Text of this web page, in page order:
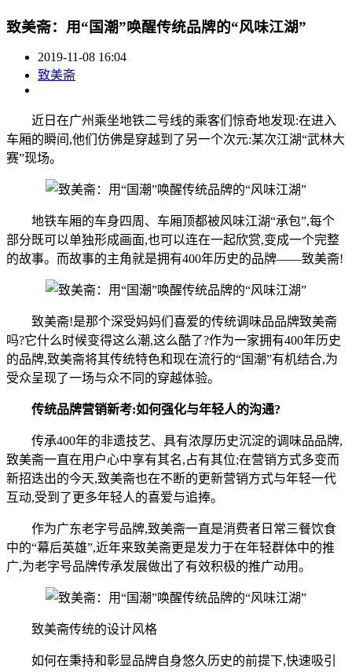
致美斋：用“国潮”唤醒传统品牌的“风味江湖”
2019-11-08 16:04
致美斋
近日在广州乘坐地铁二号线的乘客们惊奇地发现:在进入
车厢的瞬间,他们仿佛是穿越到了另一个次元:某次江湖“武林大
赛”现场。
地铁车厢的车身四周、车厢顶都被风味江湖“承包”,每个
部分既可以单独形成画面,也可以连在一起欣赏,变成一个完整
的故事。而故事的主角就是拥有400年历史的品牌——致美斋!
致美斋!是那个深受妈妈们喜爱的传统调味品品牌致美斋
吗?它什么时候变得这么潮,这么酷了?作为一家拥有400年历史
的品牌,致美斋将其传统特色和现在流行的“国潮”有机结合,为
受众呈现了一场与众不同的穿越体验。
传统品牌营销新考:如何强化与年轻人的沟通?
传承400年的非遗技艺、具有浓厚历史沉淀的调味品品牌,
致美斋一直在用户心中享有其名,占有其位;在营销方式多变而
新招迭出的今天,致美斋也在不断的更新营销方式与年轻一代
互动,受到了更多年轻人的喜爱与追捧。
作为广东老字号品牌,致美斋一直是消费者日常三餐饮食
中的“幕后英雄”,近年来致美斋更是发力于在年轻群体中的推
广,为老字号品牌传承发展做出了有效积极的推广动用。
致美斋传统的设计风格
如何在秉持和彰显品牌自身悠久历史的前提下,快速吸引